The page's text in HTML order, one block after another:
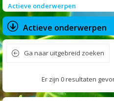
Actieve onderwerpen
Actieve onderwerpen
Ga naar uitgebreid zoeken
Er zijn 0 resultaten